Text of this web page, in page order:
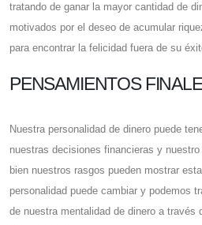
tratando de ganar la mayor cantidad de
motivados por el deseo de acumular
para encontrar la felicidad fuera de su
PENSAMIENTOS
Nuestra personalidad de dinero puede
nuestras decisiones financieras y
bien nuestros rasgos pueden mostrar
personalidad puede cambiar y podemos
de nuestra mentalidad de dinero a través